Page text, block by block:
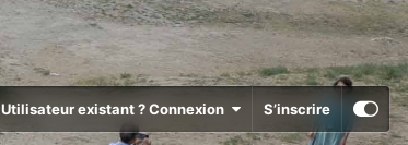
Utilisateur existant ? Connexion S’inscrire